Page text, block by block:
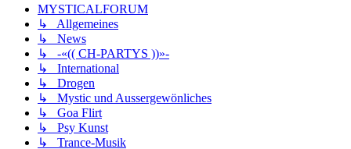
MYSTICALFORUM
↳ Allgemeines
↳ News
↳ -«(( CH-PARTYS ))»-
↳ International
↳ Drogen
↳ Mystic und Aussergewönliches
↳ Goa Flirt
↳ Psy Kunst
↳ Trance-Musik